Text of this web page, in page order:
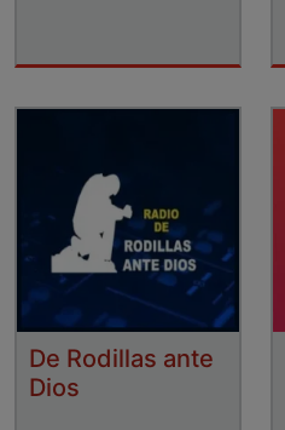
De Rodillas ante
Dios